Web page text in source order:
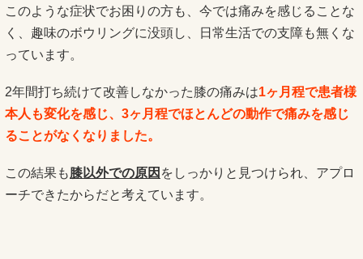
このような症状でお困りの方も、今では痛みを感じることな
く、趣味のボウリングに没頭し、日常生活での支障も無くな
っています。
2年間打ち続けて改善しなかった膝の痛みは1ヶ月程で患者様
本人も変化を感じ、3ヶ月程でほとんどの動作で痛みを感じ
ることがなくなりました。
この結果も膝以外での原因 をしっかりと見つけられ、アプロ
ーチできたからだと考えています。